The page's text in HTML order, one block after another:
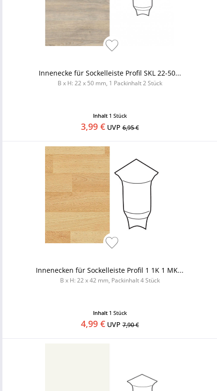
Innenecke für Sockelleiste Profil SKL 22-50...
B x H: 22 x 50 mm, 1 Packinhalt 2 Stück
Inhalt 1 Stück
3,99 €UVP6,95 €
Innenecken für Sockelleiste Profil 1 1K 1 MK...
B x H: 22 x 42 mm, Packinhalt 4 Stück
Inhalt 1 Stück
4,99 €UVP7,90 €